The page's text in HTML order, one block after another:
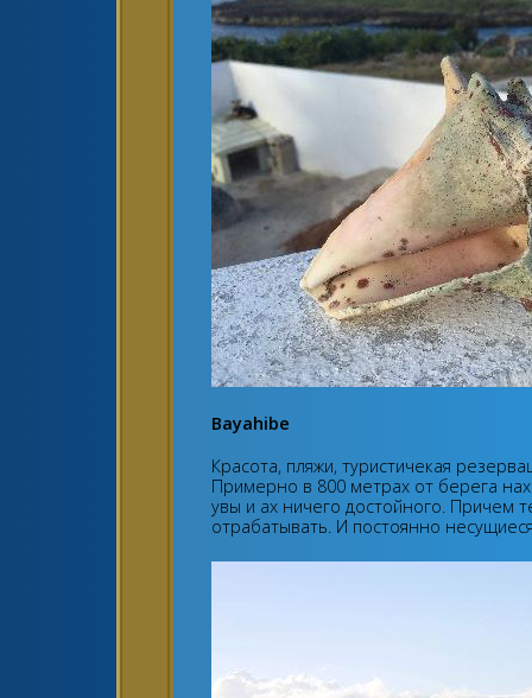
Bayahibe
Красота, пляжи, туристичекая
Примерно в 800 метрах от берега
увы и ах ничего достойного. Причем
отрабатывать. И постоянно